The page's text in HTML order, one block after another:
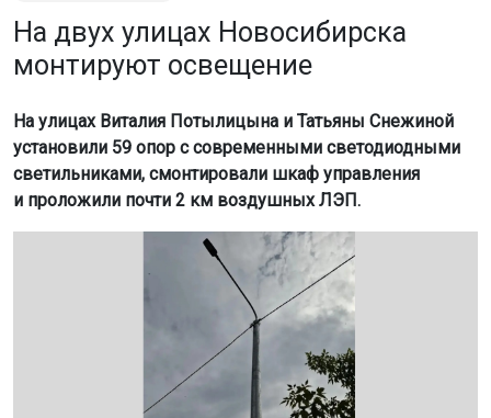
На двух улицах Новосибирска
монтируют освещение
На улицах Виталия Потылицына и Татьяны Снежиной
установили 59 опор с современными светодиодными
светильниками, смонтировали шкаф управления
и проложили почти 2 км воздушных ЛЭП.